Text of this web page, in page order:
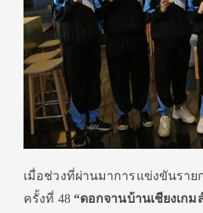
เมื่อช่วงที่ผ่านมาการแข่งขันรา
ครั้งที่ 48 “ดอกจานบ้านเชียงเกม